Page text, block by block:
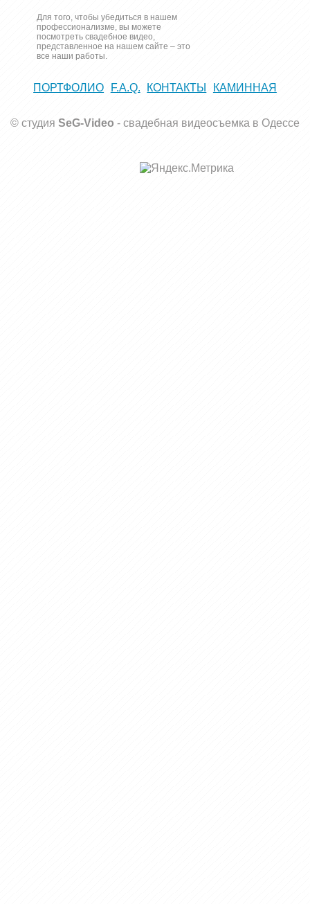
Для того, чтобы убедиться в нашем
профессионализме, вы можете
посмотреть свадебное видео,
представленное на нашем сайте – это
все наши работы.
ПОРТФОЛИО F.A.Q. КОНТАКТЫ КАМИННАЯ
© студия SeG-Video - свадебная видеосъемка в Одессе